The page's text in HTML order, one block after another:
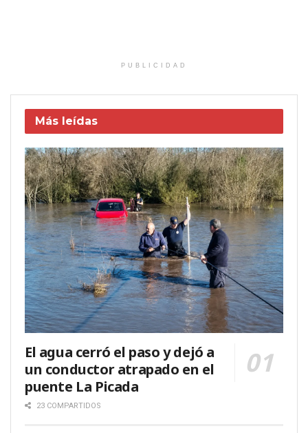
PUBLICIDAD
Más leídas
El agua cerró el paso y dejó a
un conductor atrapado en el
puente La Picada
23 COMPARTIDOS